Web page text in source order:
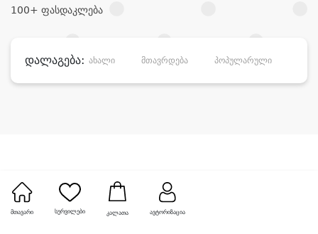
მთავარი სურვილები კალათა ავტორიზაცია
100+ ფასდაკლება
დალაგება: ახალი მთავრდება პოპულარული